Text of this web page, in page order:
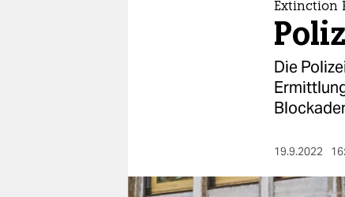
berlin
Extinction
Die
19.9.2022